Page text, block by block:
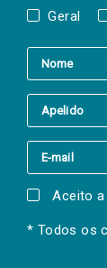
Geral
Aceito a
* Todos os